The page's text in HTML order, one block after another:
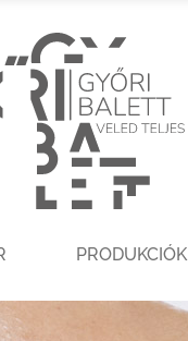
PRODUKCIÓK